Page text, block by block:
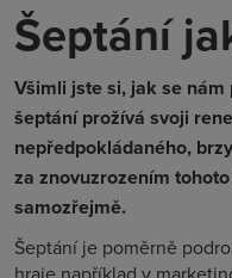
Šeptání
Všimli jste si, jak se
šeptání prožívá svoji
nepředpokládaného,
za znovuzrozením
samozřejmě.
Šeptání je poměrně